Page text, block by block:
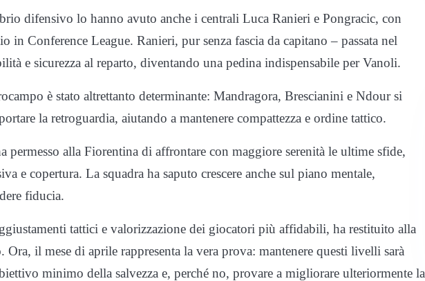
difensivo lo hanno avuto anche i centrali Luca Ranieri e Pongracic, con
in Conference League. Ranieri, pur senza fascia da capitano – passata nel
e sicurezza al reparto, diventando una pedina indispensabile per Vanoli.
è stato altrettanto determinante: Mandragora, Brescianini e Ndour si
la retroguardia, aiutando a mantenere compattezza e ordine tattico.
alla Fiorentina di affrontare con maggiore serenità le ultime sfide,
e copertura. La squadra ha saputo crescere anche sul piano mentale,
fiducia.
tattici e valorizzazione dei giocatori più affidabili, ha restituito alla
il mese di aprile rappresenta la vera prova: mantenere questi livelli sarà
minimo della salvezza e, perché no, provare a migliorare ulteriormente la